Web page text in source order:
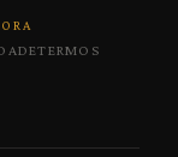
TERMOS